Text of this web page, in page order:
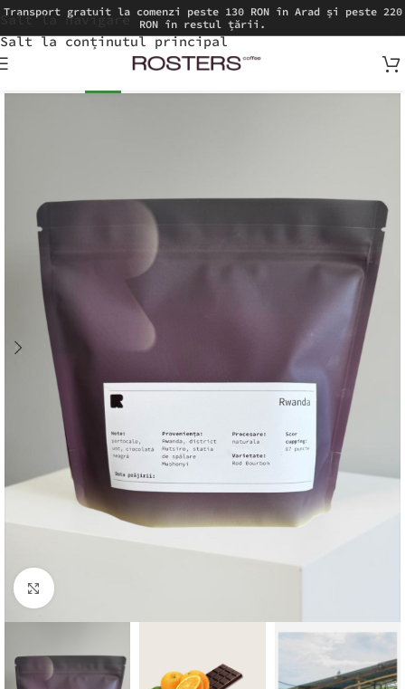
Salt la navigare
Salt la conținutul principal
Transport gratuit la comenzi peste 130 RON în Arad și peste 220
RON în restul țării.
Faceți clic pentru a mări